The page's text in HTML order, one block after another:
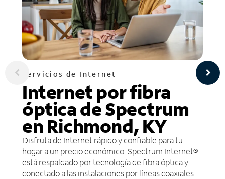
Servicios de Internet
Internet por fibra
óptica de Spectrum
en Richmond, KY
Disfruta de Internet rápido y confiable para tu
hogar a un precio económico. Spectrum Internet®
está respaldado por tecnología de fibra óptica y
conectado a las instalaciones por líneas coaxiales.